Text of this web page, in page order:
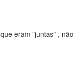
eram "juntas" ,